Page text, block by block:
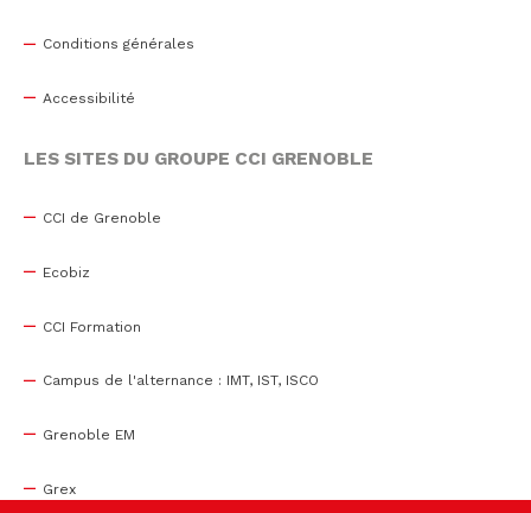
Conditions générales
Accessibilité
LES SITES DU GROUPE CCI GRENOBLE
CCI de Grenoble
Ecobiz
CCI Formation
Campus de l'alternance : IMT, IST, ISCO
Grenoble EM
Grex